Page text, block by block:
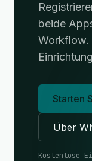
beide
Workflow.
Starten
Über
Kostenlose